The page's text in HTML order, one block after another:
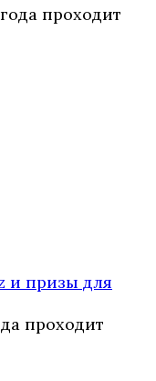
проходит
и призы для
проходит